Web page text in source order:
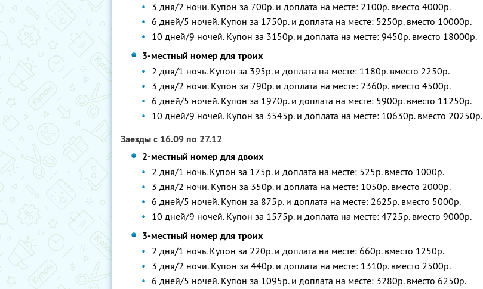
3 дня/2 ночи. Купон за 700р. и доплата на месте: 2100р. вместо 4000р.
6 дней/5 ночей. Купон за 1750р. и доплата на месте: 5250р. вместо 10000р.
10 дней/9 ночей. Купон за 3150р. и доплата на месте: 9450р. вместо 18000р.
3-местный номер для троих
2 дня/1 ночь. Купон за 395р. и доплата на месте: 1180р. вместо 2250р.
3 дня/2 ночи. Купон за 790р. и доплата на месте: 2360р. вместо 4500р.
6 дней/5 ночей. Купон за 1970р. и доплата на месте: 5900р. вместо 11250р.
10 дней/9 ночей. Купон за 3545р. и доплата на месте: 10630р. вместо 20250р.
Заезды с 16.09 по 27.12
2-местный номер для двоих
2 дня/1 ночь. Купон за 175р. и доплата на месте: 525р. вместо 1000р.
3 дня/2 ночи. Купон за 350р. и доплата на месте: 1050р. вместо 2000р.
6 дней/5 ночей. Купон за 875р. и доплата на месте: 2625р. вместо 5000р.
10 дней/9 ночей. Купон за 1575р. и доплата на месте: 4725р. вместо 9000р.
3-местный номер для троих
2 дня/1 ночь. Купон за 220р. и доплата на месте: 660р. вместо 1250р.
3 дня/2 ночи. Купон за 440р. и доплата на месте: 1310р. вместо 2500р.
6 дней/5 ночей. Купон за 1095р. и доплата на месте: 3280р. вместо 6250р.